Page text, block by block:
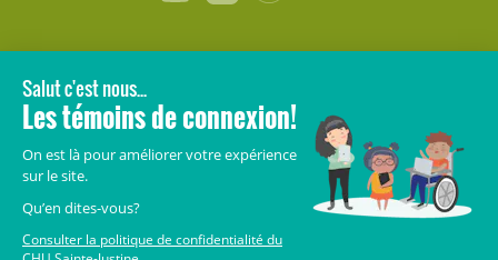
LÉGAL
© 2006-2026CHU Sainte-Justine.
Avis légaux
Crédits